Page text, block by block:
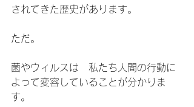
されてきた歴史があります。
ただ。
菌やウィルスは　私たち人間の行動に
よって変容していることが分かりま
す。